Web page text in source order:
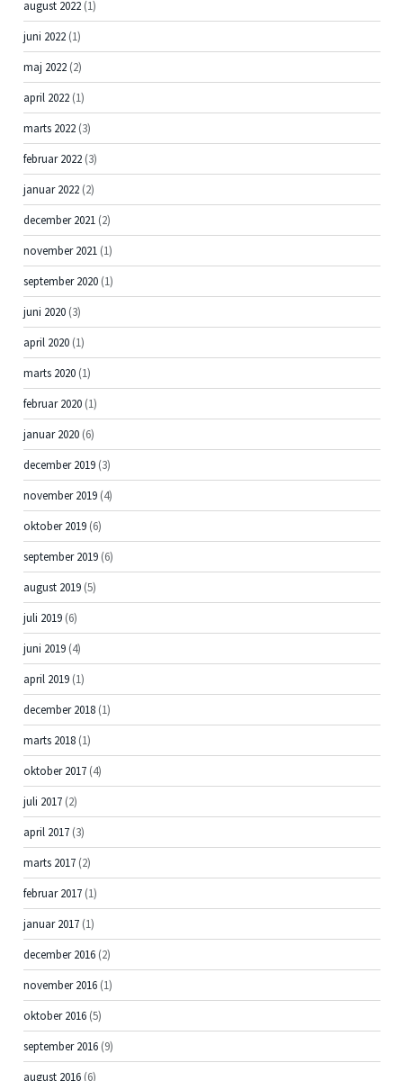
august 2022 (1)
juni 2022 (1)
maj 2022 (2)
april 2022 (1)
marts 2022 (3)
februar 2022 (3)
januar 2022 (2)
december 2021 (2)
november 2021 (1)
september 2020 (1)
juni 2020 (3)
april 2020 (1)
marts 2020 (1)
februar 2020 (1)
januar 2020 (6)
december 2019 (3)
november 2019 (4)
oktober 2019 (6)
september 2019 (6)
august 2019 (5)
juli 2019 (6)
juni 2019 (4)
april 2019 (1)
december 2018 (1)
marts 2018 (1)
oktober 2017 (4)
juli 2017 (2)
april 2017 (3)
marts 2017 (2)
februar 2017 (1)
januar 2017 (1)
december 2016 (2)
november 2016 (1)
oktober 2016 (5)
september 2016 (9)
august 2016 (6)